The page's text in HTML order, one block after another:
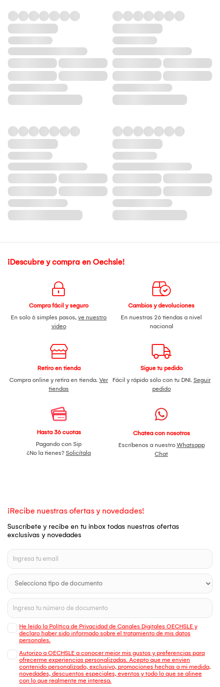
¡Descubre y compra en Oechsle!
Compra fácil y seguro
En solo 6 simples pasos, ve nuestro
video
Cambios y devoluciones
En nuestras 26 tiendas a nivel
nacional
Retiro en tienda
Compra online y retira en tienda. Ver
tiendas
Sigue tu pedido
Fácil y rápido sólo con tu DNI. Seguir
pedido
Hasta 36 cuotas
Pagando con Sip
¿No la tienes? Solicítala
Chatea con nosotros
Escríbenos a nuestro Whatsapp
Chat
¡Recibe nuestras ofertas y novedades!
Suscríbete y recibe en tu inbox todas nuestras ofertas
exclusivas y novedades
He leído la Política de Privacidad de Canales Digitales OECHSLE y
declaro haber sido informado sobre el tratamiento de mis datos
personales.
Autorizo a OECHSLE a conocer mejor mis gustos y preferencias para
ofrecerme experiencias personalizadas. Acepto que me envien
contenido personalizado, exclusivo, promociones hechas a mi medida,
novedades, descuentos especiales, eventos y todo lo que se alinee
con lo que realmente me interesa.